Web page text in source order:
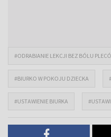
#ODRABIANIE LEKCJI BEZ BÓLU
#BIURKO W POKOJU DZIECKA
#USTAWIENIE BIURKA